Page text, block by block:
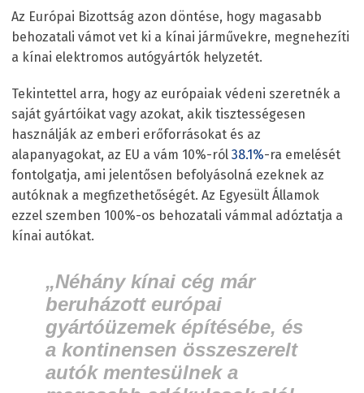
Az Európai Bizottság azon döntése, hogy magasabb
behozatali vámot vet ki a kínai járművekre, megnehezíti
a kínai elektromos autógyártók helyzetét.
Tekintettel arra, hogy az európaiak védeni szeretnék a
saját gyártóikat vagy azokat, akik tisztességesen
használják az emberi erőforrásokat és az
alapanyagokat, az EU a vám 10%-ról 38.1%-ra emelését
fontolgatja, ami jelentősen befolyásolná ezeknek az
autóknak a megfizethetőségét. Az Egyesült Államok
ezzel szemben 100%-os behozatali vámmal adóztatja a
kínai autókat.
„Néhány kínai cég már
beruházott európai
gyártóüzemek építésébe, és
a kontinensen összeszerelt
autók mentesülnek a